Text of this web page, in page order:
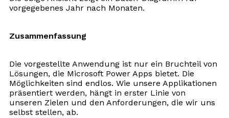
vorgegebenes Jahr nach Monaten.
Zusammenfassung
Die vorgestellte Anwendung ist nur ein Bruchteil von
Lösungen, die Microsoft Power Apps bietet. Die
Möglichkeiten sind endlos. Wie unsere Applikationen
präsentiert werden, hängt in erster Linie von
unseren Zielen und den Anforderungen, die wir uns
selbst stellen, ab.